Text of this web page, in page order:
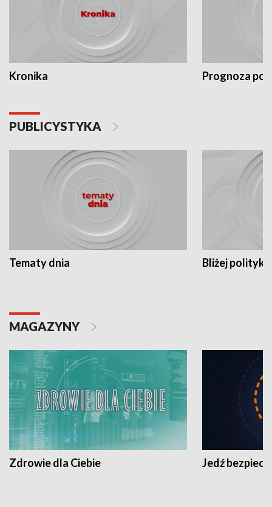
Kronika Prognoza
PUBLICYSTYKA
Tematy dnia Bliżej polityki
MAGAZYNY
Zdrowie dla Ciebie Jedź